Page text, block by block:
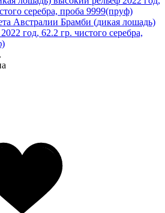
Австралии Брамби (дикая лошадь)
год, 62.2 гр. чистого серебра,